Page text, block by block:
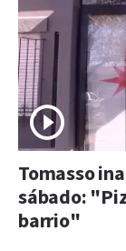
Tomasso
sábado:
barrio"